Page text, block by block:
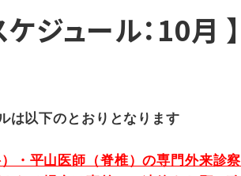
ジュール：10月 】
は以下のとおりとなります
・平山医師（脊椎）の専門外来診察